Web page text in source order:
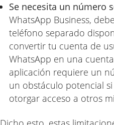
Se necesita un número
WhatsApp Business,
teléfono separado
convertir tu cuenta de
WhatsApp en una
aplicación requiere un
un obstáculo potencial
otorgar acceso a otros